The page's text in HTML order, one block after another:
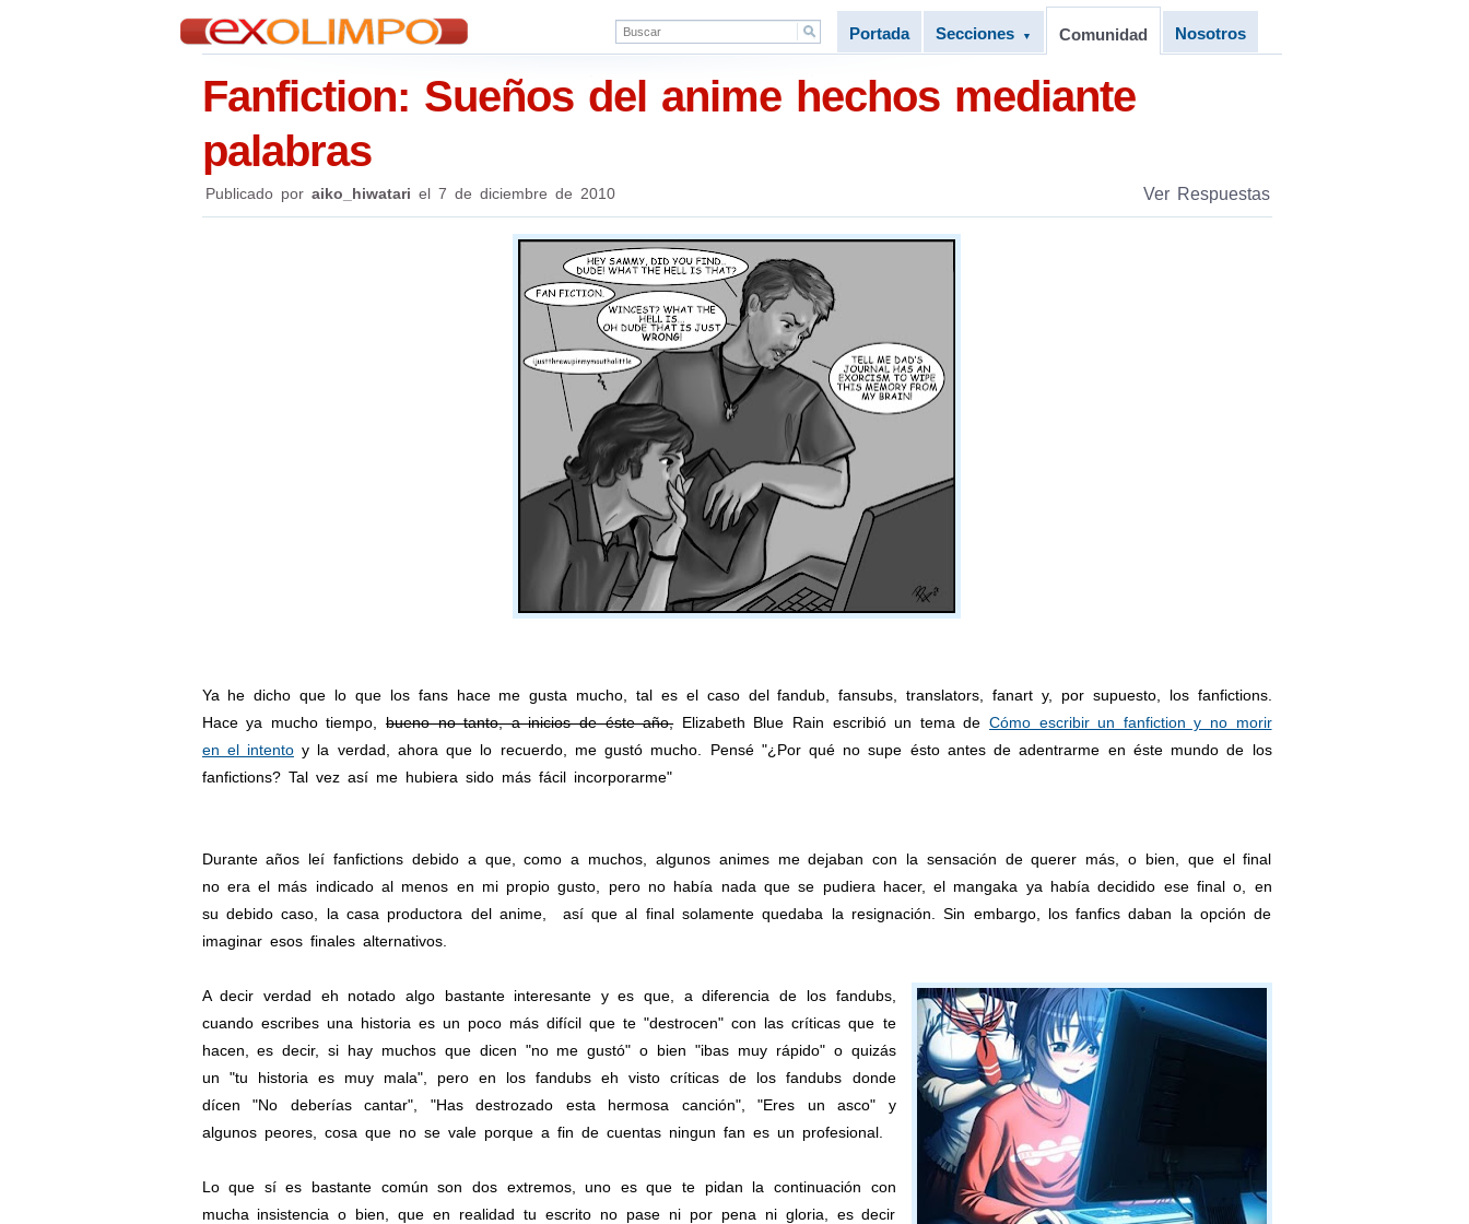
Portada Secciones ▼ Comunidad Nosotros
Fanfiction: Sueños del anime hechos mediante
palabras
Publicado por aiko_hiwatari el 7 de diciembre de 2010 Ver Respuestas
Ya he dicho que lo que los fans hace me gusta mucho, tal es el caso del fandub, fansubs, translators, fanart y, por supuesto, los fanfictions.
Hace ya mucho tiempo, bueno no tanto, a inicios de éste año,Elizabeth Blue Rain escribió un tema de Cómo escribir un fanfiction y no morir
en el intentoy la verdad, ahora que lo recuerdo, me gustó mucho. Pensé "¿Por qué no supe ésto antes de adentrarme en éste mundo de los
fanfictions? Tal vez así me hubiera sido más fácil incorporarme"
Durante años leí fanfictions debido a que, como a muchos, algunos animes me dejaban con la sensación de querer más, o bien, que el final
no era el más indicado al menos en mi propio gusto, pero no había nada que se pudiera hacer, el mangaka ya había decidido ese final o, en
su debido caso, la casa productora del anime, así que al final solamente quedaba la resignación. Sin embargo, los fanfics daban la opción de
imaginar esos finales alternativos.
A decir verdad eh notado algo bastante interesante y es que, a diferencia de los fandubs,
cuando escribes una historia es un poco más difícil que te "destrocen" con las críticas que te
hacen, es decir, si hay muchos que dicen "no me gustó" o bien "ibas muy rápido" o quizás
un "tu historia es muy mala", pero en los fandubs eh visto críticas de los fandubs donde
dícen "No deberías cantar", "Has destrozado esta hermosa canción", "Eres un asco" y
algunos peores, cosa que no se vale porque a fin de cuentas ningun fan es un profesional.
Lo que sí es bastante común son dos extremos, uno es que te pidan la continuación con
mucha insistencia o bien, que en realidad tu escrito no pase ni por pena ni gloria, es decir